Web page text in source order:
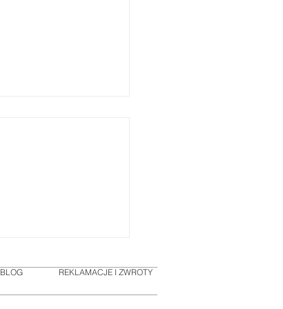
REKLAMACJE I ZWROTY
BLOG